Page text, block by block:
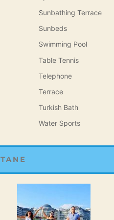
Sunbathing Terrace
Sunbeds
Swimming Pool
Table Tennis
Telephone
Terrace
Turkish Bath
Water Sports